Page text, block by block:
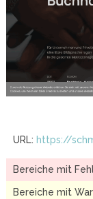
URL: https://
Bereiche mit
Bereiche mit